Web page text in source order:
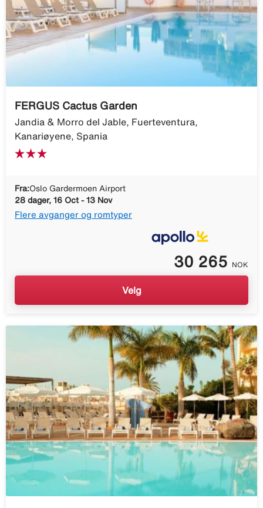
FERGUS Cactus Garden
Jandia & Morro del Jable, Fuerteventura,
Kanariøyene, Spania
Fra:Oslo Gardermoen Airport
28 dager, 16 Oct - 13 Nov
Flere avganger og romtyper
30 265 NOK
Velg